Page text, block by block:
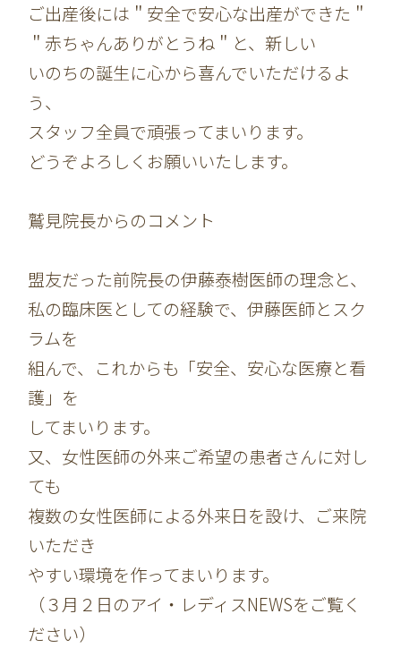
ご出産後には＂安全で安心な出産ができた＂
＂赤ちゃんありがとうね＂と、新しい
いのちの誕生に心から喜んでいただけるよ
う、
スタッフ全員で頑張ってまいります。
どうぞよろしくお願いいたします。
鷲見院長からのコメント
盟友だった前院長の伊藤泰樹医師の理念と、
私の臨床医としての経験で、伊藤医師とスク
ラムを
組んで、これからも「安全、安心な医療と看
護」を
してまいります。
又、女性医師の外来ご希望の患者さんに対し
ても
複数の女性医師による外来日を設け、ご来院
いただき
やすい環境を作ってまいります。
（３月２日のアイ・レディスNEWSをご覧く
ださい）